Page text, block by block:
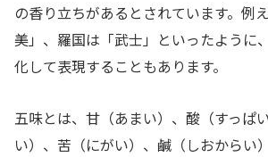
の香り立ちがあるとされています。例
美」、羅国は「武士」といったように
化して表現することもあります。
五味とは、甘（あまい）、酸（すっぱ
い）、苦（にがい）、鹹（しおからい